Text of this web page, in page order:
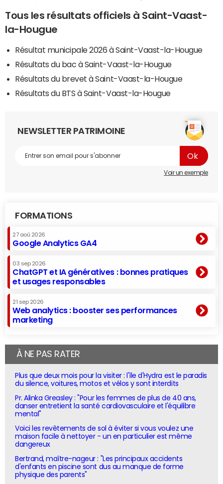
Tous les résultats officiels à Saint-Vaast-
la-Hougue
Résultat municipale 2026 à Saint-Vaast-la-Hougue
Résultats du bac à Saint-Vaast-la-Hougue
Résultats du brevet à Saint-Vaast-la-Hougue
Résultats du BTS à Saint-Vaast-la-Hougue
NEWSLETTER PATRIMOINE
Voir un exemple
FORMATIONS
27 aoû 2026
Google Analytics GA4
03 sep 2026
ChatGPT et IA génératives : bonnes pratiques
et usages responsables
21 sep 2026
Web analytics : booster ses performances
marketing
À NE PAS RATER
Plus que deux mois pour la visiter : l'île d'Hydra est le paradis
du silence, voitures, motos et vélos y sont interdits
Pr. Alinka Greasley : "Pour les femmes de plus de 40 ans,
danser entretient la santé cardiovasculaire et l'équilibre
mental"
Voici les revêtements de sol à éviter si vous voulez une
maison facile à nettoyer - un en particulier est même
dangereux
Bertrand, maître-nageur : "Les principaux accidents
d'enfants en piscine sont dus au manque de forme
physique des parents"